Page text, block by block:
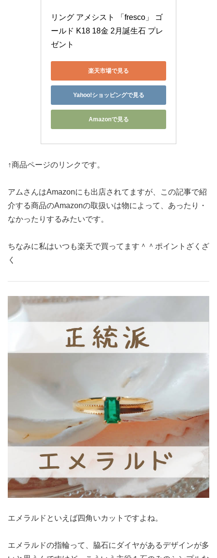
リング アメシスト 「fresco」 ゴ
ールド K18 18金 2月誕生石 プレ
ゼント
楽天市場で見る
Yahoo!ショッピングで見る
Amazonで見る
↑商品ページのリンクです。
アムさんはAmazonにも出店されてますが、この記事で紹
介する商品のAmazonの取扱いは物によって、あったり・
なかったりするみたいです。
ちなみに私はいつも楽天で買ってます＾＾ポイントざくざ
く
エメラルドといえば四角いカットですよね。
エメラルドの指輪って、脇石にダイヤがあるデザインが多